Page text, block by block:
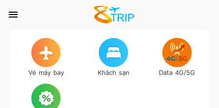
Vé máy bay Khách sạn Data 4G/5G